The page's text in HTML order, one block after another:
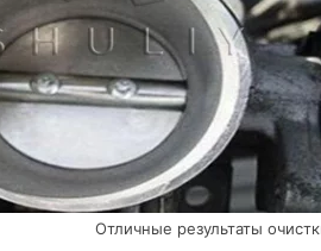
Отличные результаты